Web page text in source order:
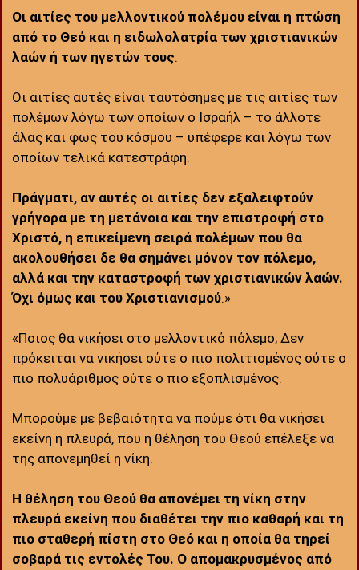
Οι αιτίες του μελλοντικού πολέμου είναι η πτώση
από το Θεό και η ειδωλολατρία των χριστιανικών
λαών ή των ηγετών τους.
Οι αιτίες αυτές είναι ταυτόσημες με τις αιτίες των
πολέμων λόγω των οποίων ο Ισραήλ – το άλλοτε
άλας και φως του κόσμου – υπέφερε και λόγω των
οποίων τελικά κατεστράφη.
Πράγματι, αν αυτές οι αιτίες δεν εξαλειφτούν
γρήγορα με τη μετάνοια και την επιστροφή στο
Χριστό, η επικείμενη σειρά πολέμων που θα
ακολουθήσει δε θα σημάνει μόνον τον πόλεμο,
αλλά και την καταστροφή των χριστιανικών λαών.
Όχι όμως και του Χριστιανισμού.»
«Ποιος θα νικήσει στο μελλοντικό πόλεμο; Δεν
πρόκειται να νικήσει ούτε ο πιο πολιτισμένος ούτε ο
πιο πολυάριθμος ούτε ο πιο εξοπλισμένος.
Μπορούμε με βεβαιότητα να πούμε ότι θα νικήσει
εκείνη η πλευρά, που η θέληση του Θεού επέλεξε να
της απονεμηθεί η νίκη.
Η θέληση του Θεού θα απονέμει τη νίκη στην
πλευρά εκείνη που διαθέτει την πιο καθαρή και τη
πιο σταθερή πίστη στο Θεό και η οποία θα τηρεί
σοβαρά τις εντολές Του. Ο απομακρυσμένος από